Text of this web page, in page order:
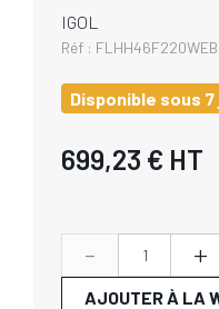
IGOL
Réf : FLHH46F220WEB
Disponible sous 7
699,23 € HT
- +
AJOUTER À LA